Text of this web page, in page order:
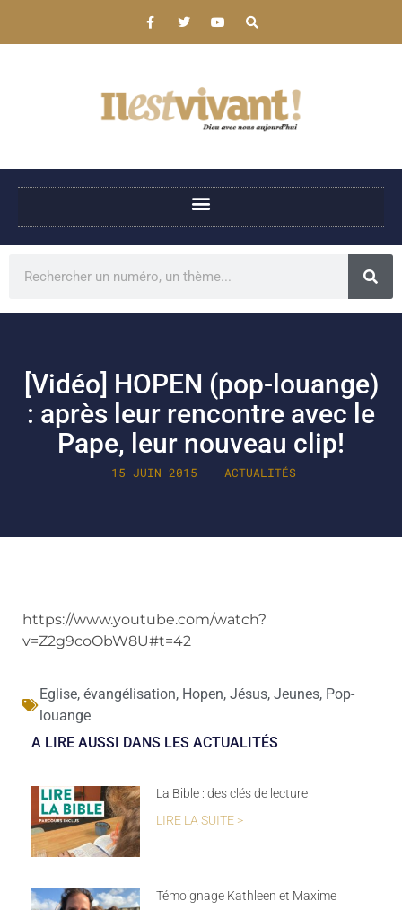
[Vidéo] HOPEN (pop-louange)
: après leur rencontre avec le
Pape, leur nouveau clip!
15 JUIN 2015 ACTUALITÉS
https://www.youtube.com/watch?
v=Z2g9coObW8U#t=42
Eglise, évangélisation, Hopen, Jésus, Jeunes, Pop-
louange
A LIRE AUSSI DANS LES ACTUALITÉS
La Bible : des clés de lecture
LIRE LA SUITE >
Témoignage Kathleen et Maxime